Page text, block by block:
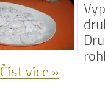
Číst více »